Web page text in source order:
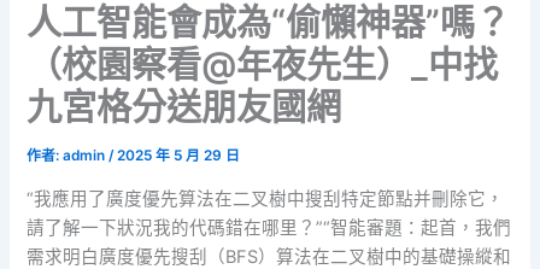
人工智能會成為“偷懶神器”嗎？
（校園察看@年夜先生）_中找
九宮格分送朋友國網
作者:admin/2025 年 5 月 29 日
“我應用了廣度優先算法在二叉樹中搜刮特定節點并刪除它，
請了解一下狀況我的代碼錯在哪里？”“智能審題：起首，我們
需求明白廣度優先搜刮（BFS）算法在二叉樹中的基礎操縱和